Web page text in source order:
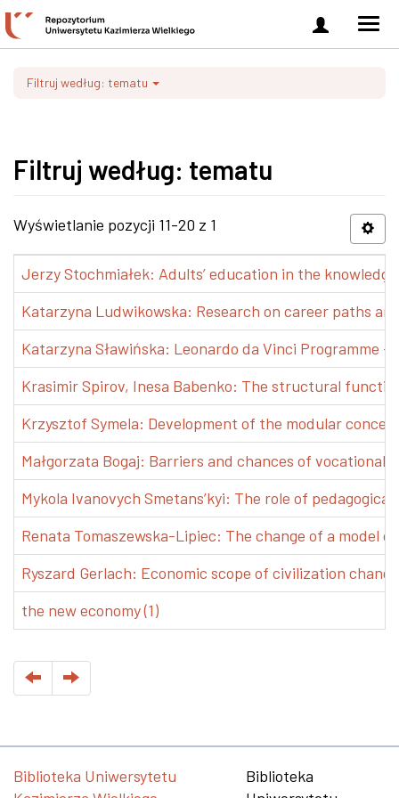
Zaloguj
się
Filtruj według: tematu
Filtruj według: tematu
Wyświetlanie pozycji 11-20 z 1
Jerzy Stochmiałek: Adults’ education in the
Katarzyna Ludwikowska: Research on career paths
Katarzyna Sławińska: Leonardo da Vinci Programme
Krasimir Spirov, Inesa Babenko: The structural
Krzysztof Symela: Development of the modular
Małgorzata Bogaj: Barriers and chances of vocational
Mykola Ivanovych Smetans’kyi: The role of
Renata Tomaszewska-Lipiec: The change of a model
Ryszard Gerlach: Economic scope of civilization
the new economy (1)
Biblioteka Uniwersytetu
Biblioteka